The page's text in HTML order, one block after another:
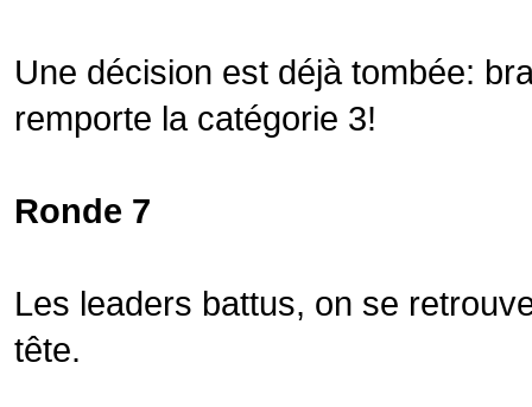
Une décision est déjà tombée:
remporte la catégorie 3!
Ronde 7
Les leaders battus, on se
tête.